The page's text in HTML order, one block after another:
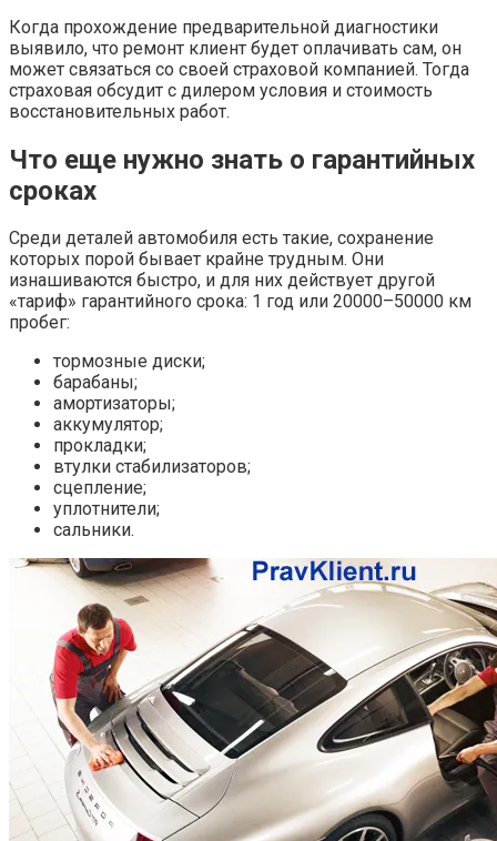
Когда прохождение предварительной диагностики
выявило, что ремонт клиент будет оплачивать сам, он
может связаться со своей страховой компанией. Тогда
страховая обсудит с дилером условия и стоимость
восстановительных работ.
Что еще нужно знать о гарантийных
сроках
Среди деталей автомобиля есть такие, сохранение
которых порой бывает крайне трудным. Они
изнашиваются быстро, и для них действует другой
«тариф» гарантийного срока: 1 год или 20000–50000 км
пробег:
тормозные диски;
барабаны;
амортизаторы;
аккумулятор;
прокладки;
втулки стабилизаторов;
сцепление;
уплотнители;
сальники.